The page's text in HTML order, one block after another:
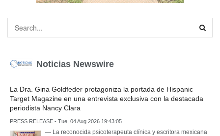
Noticias Newswire
La Dra. Gina Goldfeder protagoniza la portada de Hispanic
Target Magazine en una entrevista exclusiva con la destacada
periodista Nancy Clara
PRESS RELEASE - Tue, 04 Aug 2026 19:43:05
— La reconocida psicoterapeuta clínica y escritora mexicana